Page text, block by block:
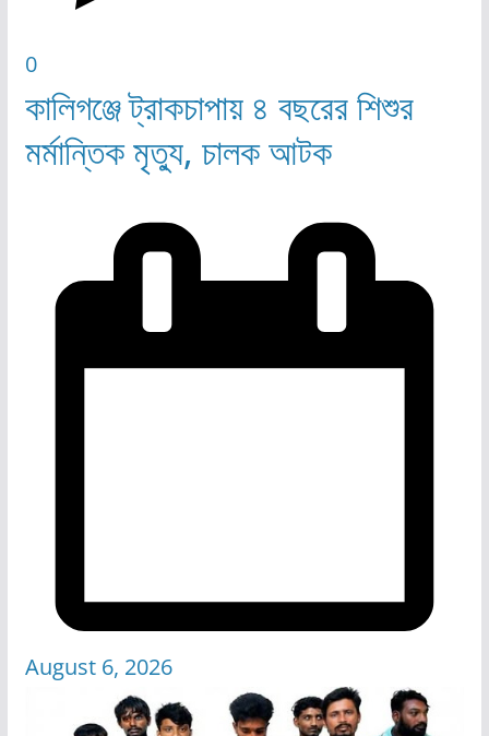
0
কালিগঞ্জে ট্রাকচাপায় ৪ বছরের শিশুর
মর্মান্তিক মৃত্যু, চালক আটক
August 6, 2026